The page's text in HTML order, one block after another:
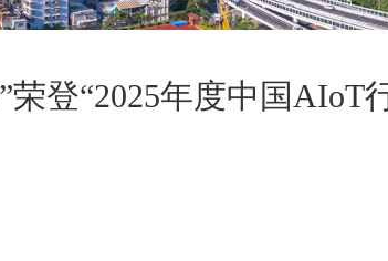
登“2025年度中国AIoT